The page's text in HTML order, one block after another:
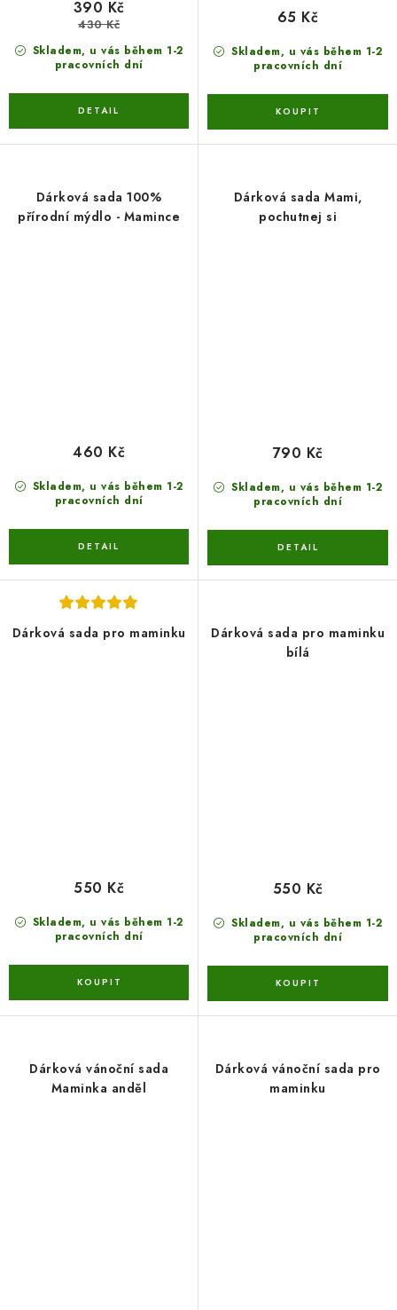
Skladem, u vás během 1-2
pracovních dní
390 Kč
430 Kč
Skladem, u vás během 1-2
pracovních dní
65 Kč
Dárková sada 100%
přírodní mýdlo - Mamince
Skladem, u vás během 1-2
pracovních dní
460 Kč
Dárková sada Mami,
pochutnej si
Skladem, u vás během 1-2
pracovních dní
790 Kč
Dárková sada pro maminku
Skladem, u vás během 1-2
pracovních dní
550 Kč
Dárková sada pro maminku
bílá
Skladem, u vás během 1-2
pracovních dní
550 Kč
Dárková vánoční sada
Maminka anděl
Dárková vánoční sada pro
maminku